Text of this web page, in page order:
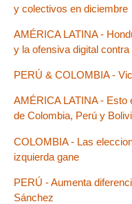
y colectivos en diciembre
AMÉRICA LATINA -
y la ofensiva digital
PERÚ & COLOMBIA -
AMÉRICA LATINA - Esto
de Colombia, Perú y
COLOMBIA - Las
izquierda gane
PERÚ - Aumenta
Sánchez